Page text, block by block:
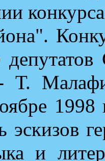
Т.
1998
эскизов
и